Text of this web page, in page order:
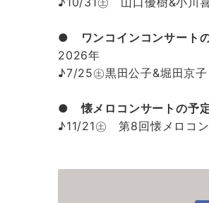
● ワンコインコンサート
2026年
♪7/25㊏黒田公子&堀田京
● 懐メロコンサートの予
♪11/21㊏ 第8回懐メロコ